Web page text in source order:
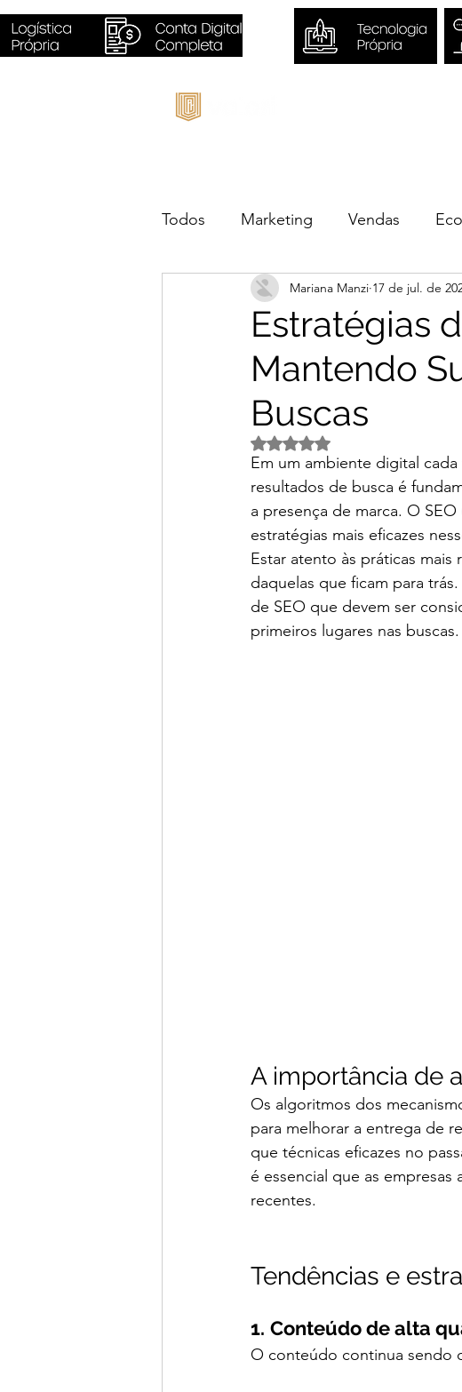
Todos Marketing Vendas
Sustentabilidade Negócios
Estratégias
Mantendo
Buscas
Mariana Manzi 17 de jul. de
Avaliado com NaN de 5
Em um ambiente digital
resultados de busca é
a presença de marca. O
estratégias mais eficazes
Estar atento às práticas
daquelas que ficam para
de SEO que devem ser
primeiros lugares nas buscas.
A importância de
Os algoritmos dos
para melhorar a entrega de
que técnicas eficazes no
é essencial que as empresas
recentes.
Tendências e
1. Conteúdo de alta
O conteúdo continua sendo